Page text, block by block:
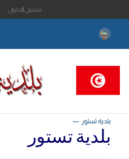
تسجيل الدخول
البحث...
بلدية تستور
بلدية تستور